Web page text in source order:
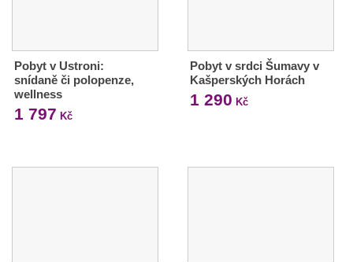
Pobyt v Ustroni:
snídaně či polopenze,
wellness
1 797 Kč
Pobyt v srdci Šumavy v
Kašperských Horách
1 290 Kč